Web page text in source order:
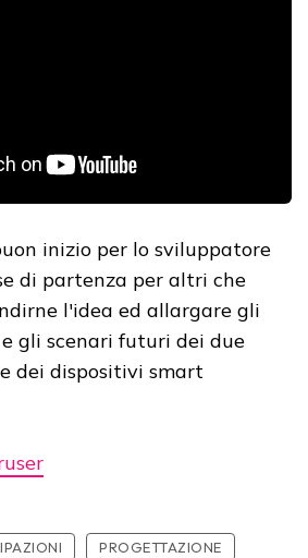
inizio per lo sviluppatore
di partenza per altri che
l'idea ed allargare gli
gli scenari futuri dei due
dei dispositivi smart
PROGETTAZIONE